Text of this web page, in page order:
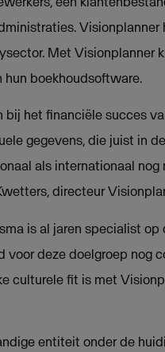
Met Visionplanner
hun boekhoudsoftware.
het financiële succes
gegevens, die juist in
als internationaal nog
directeur
is al jaren specialist
deze doelgroep nog
culturele fit is met
entiteit onder de